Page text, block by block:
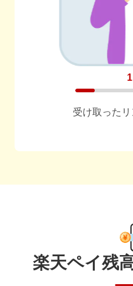
1
受け取った
楽天ペイ残